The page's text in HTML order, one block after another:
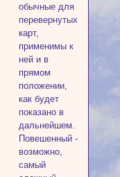
обычные для
перевернутых
карт,
применимы к
ней и в
прямом
положении,
как будет
показано в
дальнейшем.
Повешенный -
возможно,
самый